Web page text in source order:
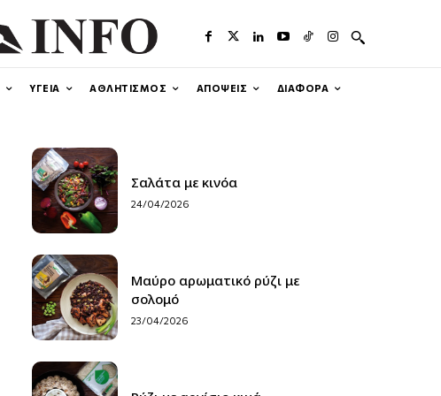
ΥΓΕΙΑ ΑΘΛΗΤΙΣΜΟΣ ΑΠΟΨΕΙΣ ΔΙΑΦΟΡΑ
Σαλάτα με κινόα
24/04/2026
Μαύρο αρωματικό ρύζι με
σολομό
23/04/2026